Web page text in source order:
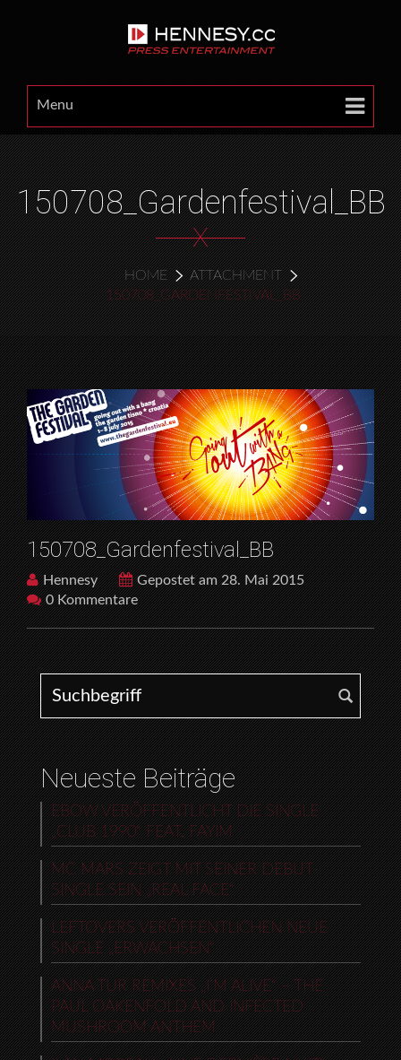
Menu
150708_Gardenfestival_BB
X
HOME
ATTACHMENT
150708_GARDENFESTIVAL_BB
150708_Gardenfestival_BB
Hennesy
Gepostet am 28. Mai 2015
0 Kommentare
Search for:
Neueste Beiträge
EBOW VERÖFFENTLICHT DIE SINGLE
„CLUB 1990“ FEAT. FAYIM
MC MARS ZEIGT MIT SEINER DEBUT-
SINGLE SEIN „REAL FACE“
LEFTOVERS VERÖFFENTLICHEN NEUE
SINGLE „ERWACHSEN“
ANNA TUR REMIXES „I’M ALIVE“ – THE
PAUL OAKENFOLD AND INFECTED
MUSHROOM ANTHEM